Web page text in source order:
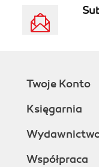
Twoje Konto
Księgarnia
Współpraca